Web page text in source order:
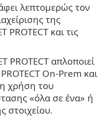
λεπτομερώς τον
της
PROTECT και τις
PROTECT απλοποιεί
On-Prem και
η χρήση του
«όλα σε ένα» ή
στοιχείου.